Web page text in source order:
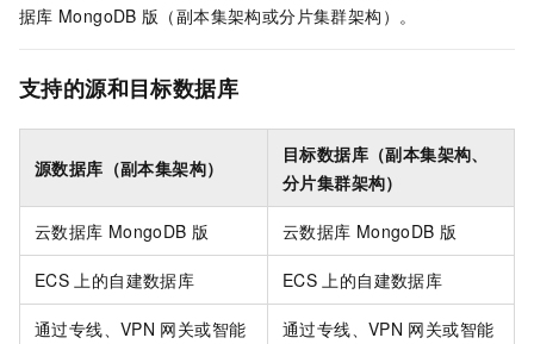
据库 MongoDB 版（副本集架构或分片集群架构）。
支持的源和目标数据库
源数据库（副本集架构）
目标数据库（副本集架构、
分片集群架构）
云数据库 MongoDB 版 云数据库 MongoDB 版
ECS 上的自建数据库 ECS 上的自建数据库
通过专线、VPN 网关或智能
通过专线、VPN 网关或智能